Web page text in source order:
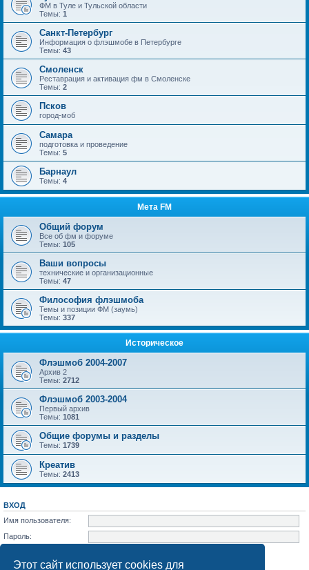
Этот сайт использует cookies для
ФМ в Туле и Тульской области
Темы: 1
Санкт-Петербург
Информация о флэшмобе в Петербурге
Темы: 43
Смоленск
Реставрация и активация фм в Смоленске
Темы: 2
Псков
город-моб
Самара
подготовка и проведение
Темы: 5
Барнаул
Темы: 4
Мета FM
Общий форум
Все об фм и форуме
Темы: 105
Ваши вопросы
технические и организационные
Темы: 47
Философия флэшмоба
Темы и позиции ФМ (заумь)
Темы: 337
Историческое
Флэшмоб 2004-2007
Архив 2
Темы: 2712
Флэшмоб 2003-2004
Первый архив
Темы: 1081
Общие форумы и разделы
Темы: 1739
Креатив
Темы: 2413
ВХОД
Имя пользователя:
Пароль: